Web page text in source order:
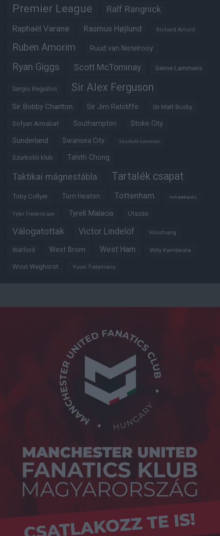
Premier League Ralf Rangnick
Raphaël Varane Rasmus Højlund Richard Arnold
Ruben Amorim Ruud van Nistelrooy
Ryan Giggs Scott McTominay Senne Lammens
Sergio Reguilon Sir Alex Ferguson
Sir Bobby Charlton Sir Jim Ratcliffe Sir Matt Busby
Sofyan Amrabat Southampton Stoke City
Sunderland Swansea City Szurkoló szemmel
Szurkolói klub Tahith Chong
Taktikai mágnestábla Tartalék csapat
Toby Collyer Tom Heaton Tottenham Trófeabibliográfia
Tyler Fredericson Tyrell Malacia Utazás
Válogatottak Victor Lindelöf Visszhang
Watford West Brom West Ham Willy Kambwala
Wout Weghorst Youri Tielemans